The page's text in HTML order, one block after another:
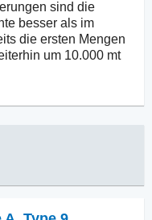
sind die
besser als im
die ersten Mengen
um 10.000 mt